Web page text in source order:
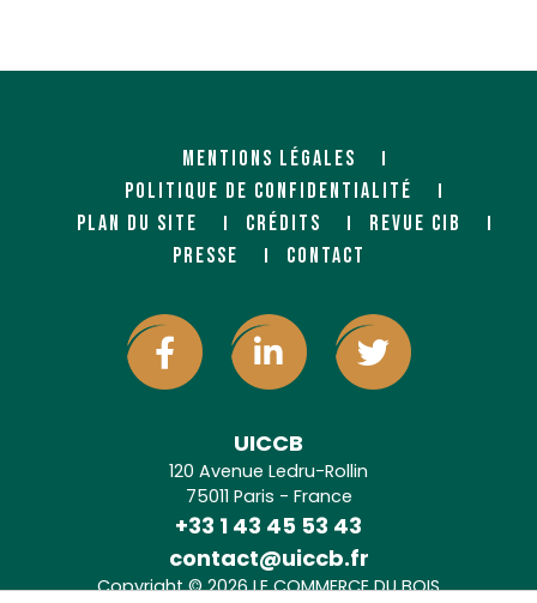
MENTIONS LÉGALES
POLITIQUE DE CONFIDENTIALITÉ
PLAN DU SITE
CRÉDITS
REVUE CIB
PRESSE
CONTACT
UICCB
120 Avenue Ledru-Rollin
75011 Paris - France
+33 1 43 45 53 43
contact@uiccb.fr
Copyright © 2026 LE COMMERCE DU BOIS